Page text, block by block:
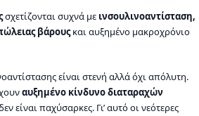
σχετίζονται συχνά με ινσουλινοαντίσταση,
βάρουςκαι αυξημένο μακροχρόνιο
είναι στενή αλλά όχι απόλυτη.
αυξημένο κίνδυνο διαταραχών
είναι παχύσαρκες. Γι’ αυτό οι νεότερες